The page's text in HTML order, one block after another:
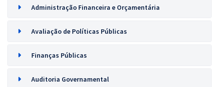
Administração Financeira e Orçamentária
Avaliação de Políticas Públicas
Finanças Públicas
Auditoria Governamental